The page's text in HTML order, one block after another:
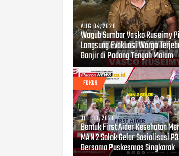
AUG 04, 2026
Wagub Sumbar Vasko Ruseimy
Langsung Evakuasi Warga
Banjir di Padang Tengah Malam
FOKUS
JUL 30, 2026
Bentuk First Aider Kesehatan
MAN 2 Solok Gelar Sosialisasi
Bersama Puskesmas Singkarak